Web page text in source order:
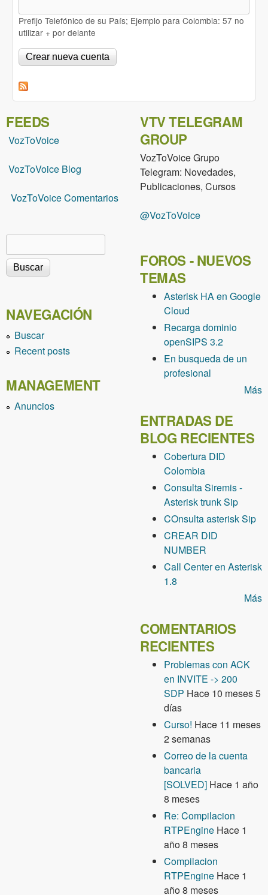
Prefijo Telefónico de su País; Ejemplo para Colombia: 57 no
utilizar + por delante
FEEDS
VozToVoice
VozToVoice Blog
VozToVoice Comentarios
Formulario de búsqueda
NAVEGACIÓN
Buscar
Recent posts
MANAGEMENT
Anuncios
VTV TELEGRAM
GROUP
VozToVoice Grupo
Telegram: Novedades,
Publicaciones, Cursos
@VozToVoice
FOROS - NUEVOS
TEMAS
Asterisk HA en Google
Cloud
Recarga dominio
openSIPS 3.2
En busqueda de un
profesional
Más
ENTRADAS DE
BLOG RECIENTES
Cobertura DID
Colombia
Consulta Siremis -
Asterisk trunk Sip
COnsulta asterisk Sip
CREAR DID
NUMBER
Call Center en Asterisk
1.8
Más
COMENTARIOS
RECIENTES
Problemas con ACK
en INVITE -> 200
SDP Hace 10 meses 5
días
Curso! Hace 11 meses
2 semanas
Correo de la cuenta
bancaria
[SOLVED] Hace 1 año
8 meses
Re: Compilacion
RTPEngine Hace 1
año 8 meses
Compilacion
RTPEngine Hace 1
año 8 meses